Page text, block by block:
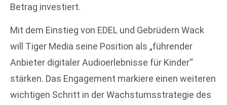
Betrag investiert.
Mit dem Einstieg von EDEL und Gebrüdern Wack
will Tiger Media seine Position als „führender
Anbieter digitaler Audioerlebnisse für Kinder“
stärken. Das Engagement markiere einen weiteren
wichtigen Schritt in der Wachstumsstrategie des